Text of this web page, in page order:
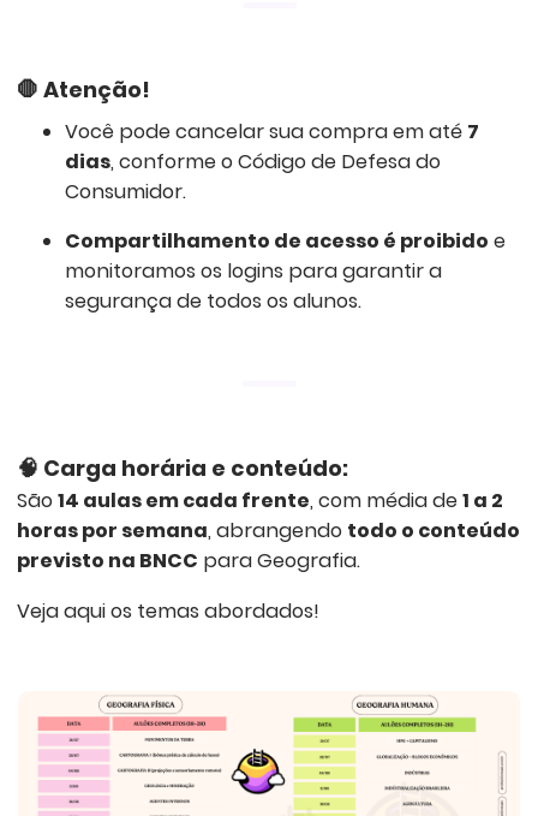
🛑 Atenção!
Você pode cancelar sua compra em até 7
dias, conforme o Código de Defesa do
Consumidor.
Compartilhamento de acesso é proibido e
monitoramos os logins para garantir a
segurança de todos os alunos.
🧠 Carga horária e conteúdo:
São14 aulas em cada frente, com média de1 a 2
horas por semana, abrangendo todo o conteúdo
previsto na BNCC para Geografia.
Veja aqui os temas abordados!